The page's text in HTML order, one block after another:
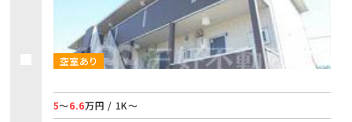
空室あり
5～6.6万円 / 1K～